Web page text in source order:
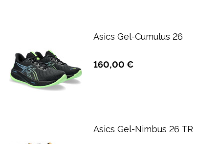
Asics Gel-Cumulus 26
160,00 €
Asics Gel-Nimbus 26 TR